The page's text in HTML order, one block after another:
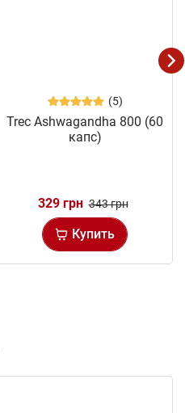
(5)
Trec Ashwagandha 800 (60
капс)
329 грн 343 грн
Купить